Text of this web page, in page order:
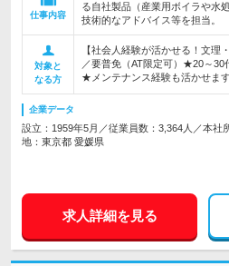
仕事内容
る自社製品（産業用ボイラや水
技術的なアドバイス等を担当。
対象と
なる方
【社会人経験が活かせる！文理
／要普免（AT限定可）★20～30
★メンテナンス経験も活かせま
企業データ
設立：1959年5月／従業員数：3,364人／本社
地：東京都 愛媛県
求人詳細を見る